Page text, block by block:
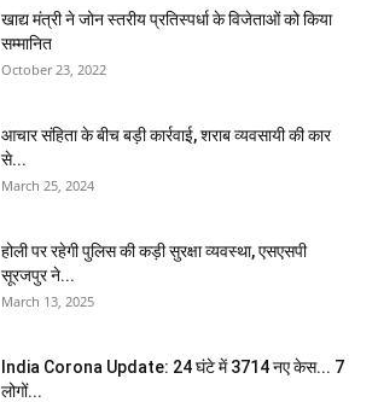
खाद्य मंत्री ने जोन स्तरीय प्रतिस्पर्धा के विजेताओं को किया
सम्मानित
October 23, 2022
आचार संहिता के बीच बड़ी कार्रवाई, शराब व्यवसायी की कार
से...
March 25, 2024
होली पर रहेगी पुलिस की कड़ी सुरक्षा व्यवस्था, एसएसपी
सूरजपुर ने...
March 13, 2025
India Corona Update: 24 घंटे में 3714 नए केस... 7
लोगों...